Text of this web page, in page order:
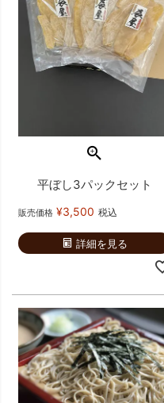
平ぼし3パックセット
販売価格 ¥3,500 税込
詳細を見る